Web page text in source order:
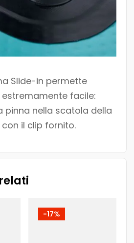
Slide-in permette
estremamente facile:
pinna nella scatola della
il clip fornito.
-17%